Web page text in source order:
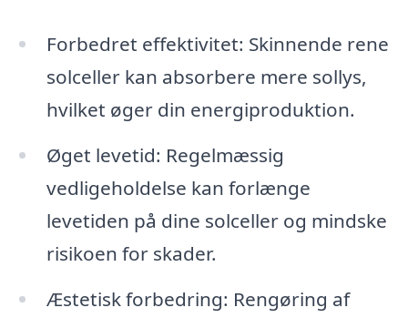
Forbedret effektivitet: Skinnende rene
solceller kan absorbere mere sollys,
hvilket øger din energiproduktion.
Øget levetid: Regelmæssig
vedligeholdelse kan forlænge
levetiden på dine solceller og mindske
risikoen for skader.
Æstetisk forbedring: Rengøring af